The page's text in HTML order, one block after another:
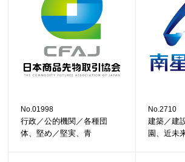
No.01998
行政／公的機関／各種団
体、堅め／堅実、青
No.2710
建築／建
園、近未